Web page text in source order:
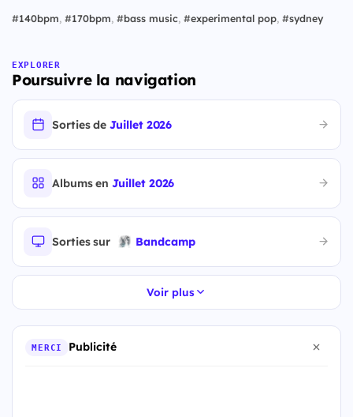
#140bpm, #170bpm, #bass music, #experimental pop, #sydney
EXPLORER
Poursuivre la navigation
Sorties deJuillet 2026
Albums enJuillet 2026
Sorties sur Bandcamp
Voir plus
MERCI Publicité